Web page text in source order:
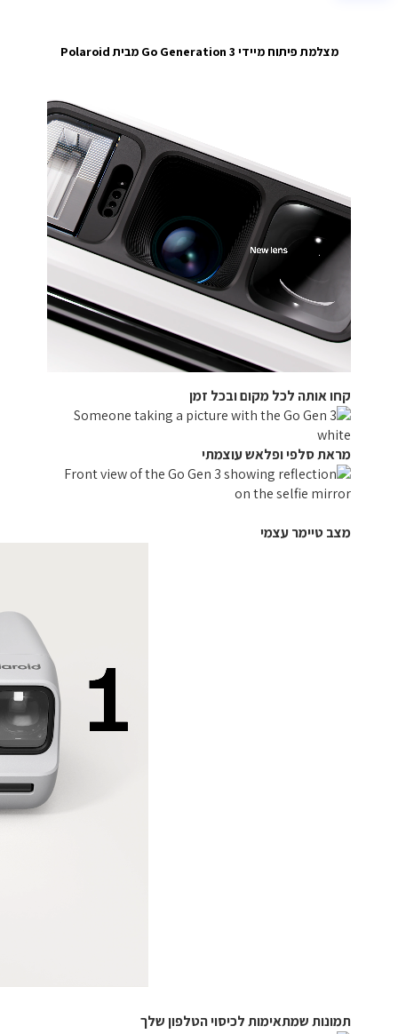
מצלמת פיתוח מיידי Go Generation 3 מבית Polaroid
קחו אותה לכל מקום ובכל זמן
מראת סלפי ופלאש עוצמתי
מצב טיימר עצמי
תמונות שמתאימות לכיסוי הטלפון שלך